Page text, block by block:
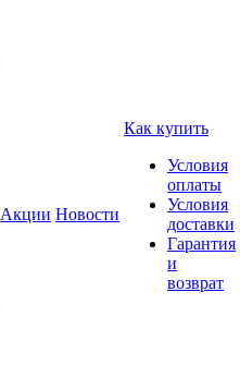
Акции Новости
Как купить
Условия
оплаты
Условия
доставки
Гарантия
и
возврат